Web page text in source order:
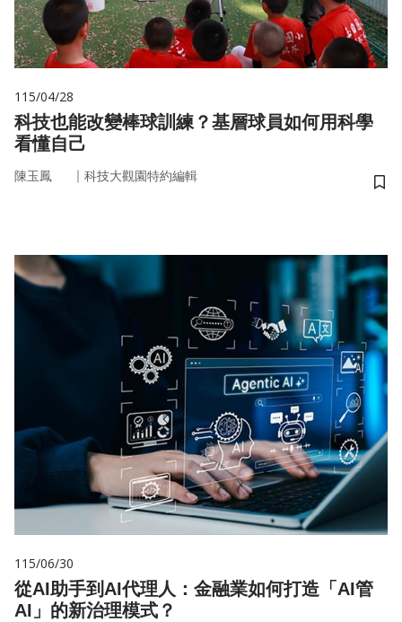
115/04/28
科技也能改變棒球訓練？基層球員如何用科學
看懂自己
陳玉鳳 ｜ 科技大觀園特約編輯
儲
115/06/30
從AI助手到AI代理人：金融業如何打造「AI管
AI」的新治理模式？